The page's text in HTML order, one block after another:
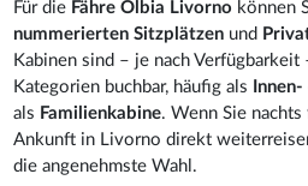
Für die Fähre Olbia Livorno können
nummerierten Sitzplätzen und
Kabinen sind – je nach
Kategorien buchbar, häufig als Innen-
als Familienkabine. Wenn Sie
Ankunft in Livorno direkt
die angenehmste Wahl.